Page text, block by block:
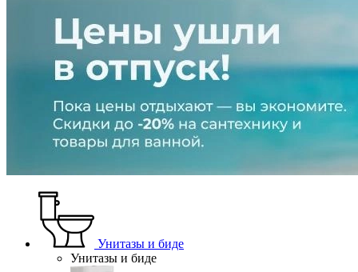
Унитазы и биде
Унитазы и биде